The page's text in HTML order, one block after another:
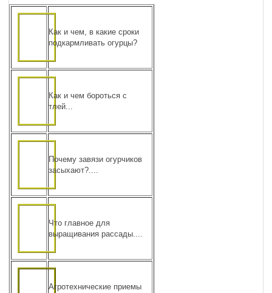
Как и чем, в какие сроки
подкармливать огурцы?
Как и чем бороться с
тлей...
Почему завязи огурчиков
засыхают?....
Что главное для
выращивания рассады....
Агротехнические приемы